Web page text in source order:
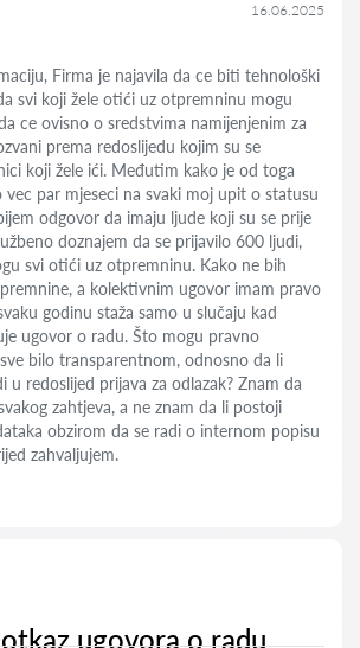
16.06.2025
Firma je najavila da ce biti tehnološki
svi koji žele otići uz otpremninu mogu
ce ovisno o sredstvima namijenjenim za
prema redoslijedu kojim su se
koji žele ići. Međutim kako je od toga
vec par mjeseci na svaki moj upit o statusu
odgovor da imaju ljude koji su se prije
doznajem da se prijavilo 600 ljudi,
svi otići uz otpremninu. Kako ne bih
a kolektivnim ugovor imam pravo
godinu staža samo u slučaju kad
ugovor o radu. Što mogu pravno
bilo transparentnom, odnosno da li
u redoslijed prijava za odlazak? Znam da
zahtjeva, a ne znam da li postoji
obzirom da se radi o internom popisu
zahvaljujem.
ugovora o radu